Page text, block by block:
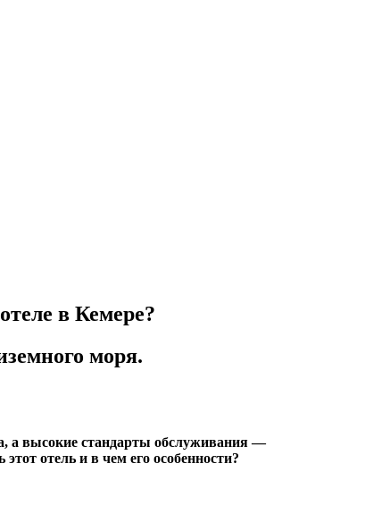
в Кемере?
моря.
а высокие стандарты обслуживания —
отель и в чем его особенности?